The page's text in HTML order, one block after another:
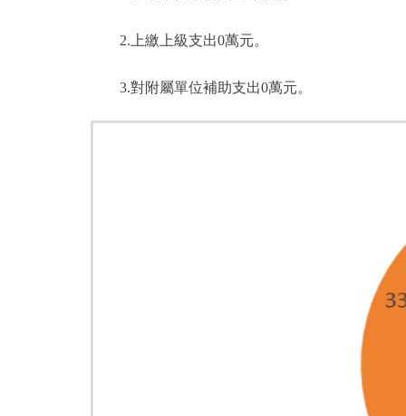
2.上繳上級支出0萬元。
3.對附屬單位補助支出0萬元。